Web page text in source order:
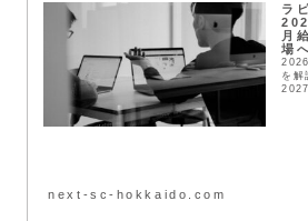
ラ
月
場
を解
め
next-sc-hokkaido.com